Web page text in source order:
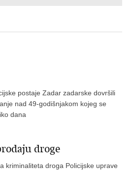
postaje Zadar zadarske dovršili
nad 49-godišnjakom kojeg se
dana
droge
kriminaliteta droga Policijske uprave